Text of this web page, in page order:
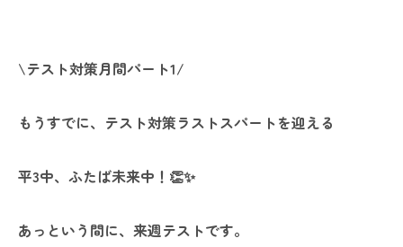
\テスト対策月間パート1/
もうすでに、テスト対策ラストスパートを迎える
平3中、ふたば未来中！👏✨
あっという間に、来週テストです。